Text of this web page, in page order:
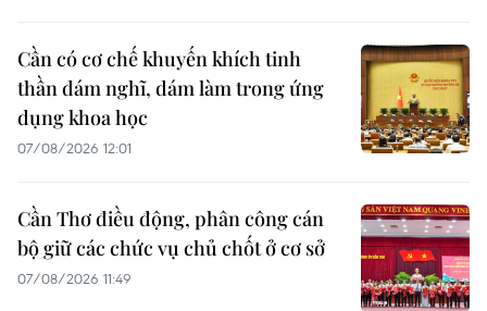
Cần có cơ chế khuyến khích tinh
thần dám nghĩ, dám làm trong ứng
dụng khoa học
07/08/2026 12:01
Cần Thơ điều động, phân công cán
bộ giữ các chức vụ chủ chốt ở cơ sở
07/08/2026 11:49